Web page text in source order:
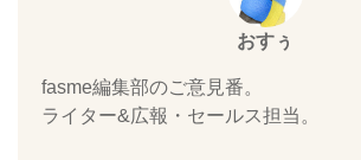
おすぅ
fasme編集部のご意見番。
ライター&広報・セールス担当。